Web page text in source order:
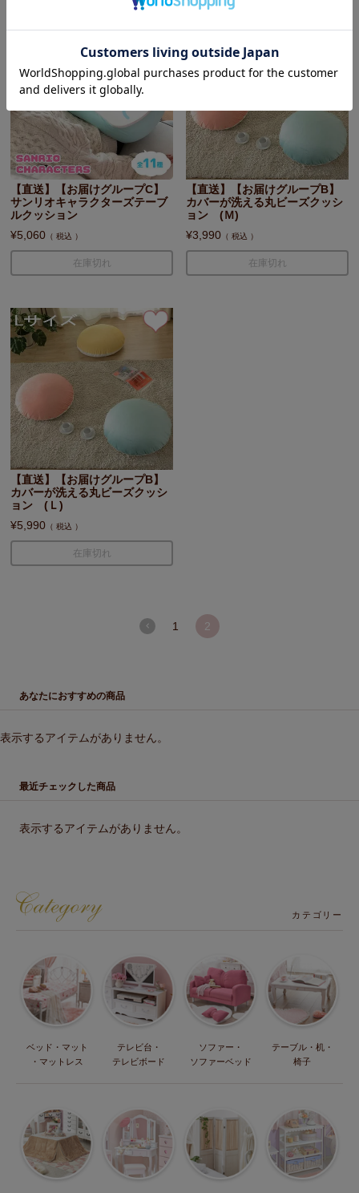
【直送】【お届けグループC】
サンリオキャラクターズテーブ
ルクッション
¥5,060 税込
在庫切れ
【直送】【お届けグループB】
カバーが洗える丸ビーズクッシ
ョン (Ｍ)
¥3,990 税込
在庫切れ
【直送】【お届けグループB】
カバーが洗える丸ビーズクッシ
ョン (Ｌ)
¥5,990 税込
在庫切れ
1 2
あなたにおすすめの商品
表示するアイテムがありません。
最近チェックした商品
表示するアイテムがありません。
カテゴリー
ベッド・マット
・マットレス
テレビ台・
テレビボード
ソファー・
ソファーベッド
テーブル・机・
椅子